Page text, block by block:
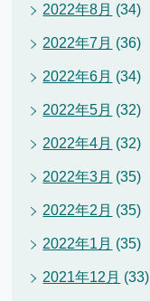
2022年8月 (34)
2022年7月 (36)
2022年6月 (34)
2022年5月 (32)
2022年4月 (32)
2022年3月 (35)
2022年2月 (35)
2022年1月 (35)
2021年12月 (33)